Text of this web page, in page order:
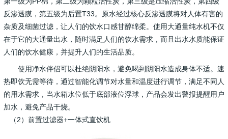
反渗透膜，第五级为后置T33。原水经过核心反渗透膜将对人体有害的
杂质及细菌过滤，让人们的饮水口感甘醇绵柔。使用大通量纯水机不仅
在于它的大通量出水，随时满足人们的饮水需求，而且出水水质能保证
人们的饮水健康，并提升人们的生活品质。
使用净水伴侣可以杜绝阴阳水，避免喝到阴阳水造成身体不适。速
热即饮无需等待，通过智能化调节对水量和温度进行调节，满足不同人
的用水需求，当水箱水位低于底部液位浮球，产品会发出警报提醒用户
加水，避免产品干烧。
（2）前置过滤器+一体式直饮机